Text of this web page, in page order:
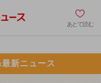
あとで読む
新ニュース